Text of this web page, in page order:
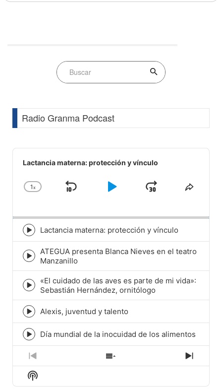
Radio Granma Podcast
Audio
Player
Lactancia materna: protección y vínculo
Change
1x
Skip
Play
JumpShare
Episode
play
icon
Lactancia materna: protección y vínculo
Episode
play
icon
ATEGUA presenta Blanca Nieves en el teatro
Manzanillo
Episode
play
icon
«El cuidado de las aves es parte de mi vida»:
Sebastián Hernández, ornitólogo
Episode
play
icon
Alexis, juventud y talento
Episode
play
icon
Día mundial de la inocuidad de los alimentos
Previous
Episode
Show
Episodes
Next
Show
Podcast